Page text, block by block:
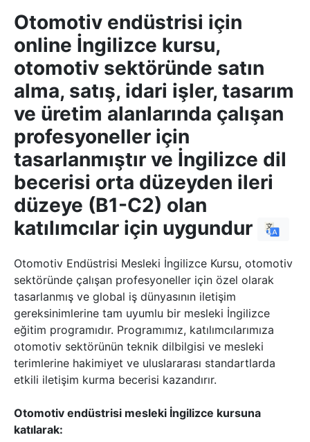
Otomotiv endüstrisi için
online İngilizce kursu,
otomotiv sektöründe satın
alma, satış, idari işler, tasarım
ve üretim alanlarında çalışan
profesyoneller için
tasarlanmıştır ve İngilizce dil
becerisi orta düzeyden ileri
düzeye (B1-C2) olan
katılımcılar için uygundur
Otomotiv Endüstrisi Mesleki İngilizce Kursu, otomotiv
sektöründe çalışan profesyoneller için özel olarak
tasarlanmış ve global iş dünyasının iletişim
gereksinimlerine tam uyumlu bir mesleki İngilizce
eğitim programıdır. Programımız, katılımcılarımıza
otomotiv sektörünün teknik dilbilgisi ve mesleki
terimlerine hakimiyet ve uluslararası standartlarda
etkili iletişim kurma becerisi kazandırır.
Otomotiv endüstrisi mesleki İngilizce kursuna
katılarak: